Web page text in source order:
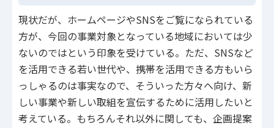
現状だが、ホームページやSNSをご覧になられている
方が、今回の事業対象となっている地域においては少
ないのではという印象を受けている。ただ、SNSなど
を活用できる若い世代や、携帯を活用できる方もいら
っしゃるのは事実なので、そういった方々へ向け、新
しい事業や新しい取組を宣伝するために活用したいと
考えている。もちろんそれ以外に関しても、企画提案